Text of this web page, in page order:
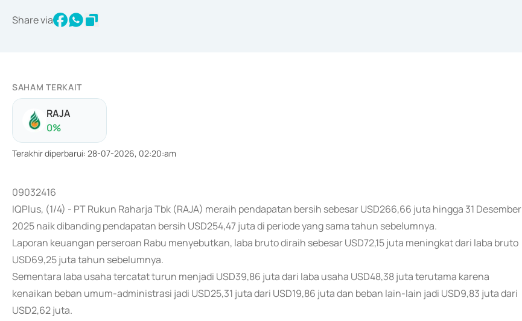
Share via
SAHAM TERKAIT
RAJA
0%
Terakhir diperbarui: 28-07-2026, 02:20:am
09032416
IQPlus, (1/4) - PT Rukun Raharja Tbk (RAJA) meraih pendapatan bersih sebesar USD266,66 juta hingga 31 Desember
2025 naik dibanding pendapatan bersih USD254,47 juta di periode yang sama tahun sebelumnya.
Laporan keuangan perseroan Rabu menyebutkan, laba bruto diraih sebesar USD72,15 juta meningkat dari laba bruto
USD69,25 juta tahun sebelumnya.
Sementara laba usaha tercatat turun menjadi USD39,86 juta dari laba usaha USD48,38 juta terutama karena
kenaikan beban umum-administrasi jadi USD25,31 juta dari USD19,86 juta dan beban lain-lain jadi USD9,83 juta dari
USD2,62 juta.